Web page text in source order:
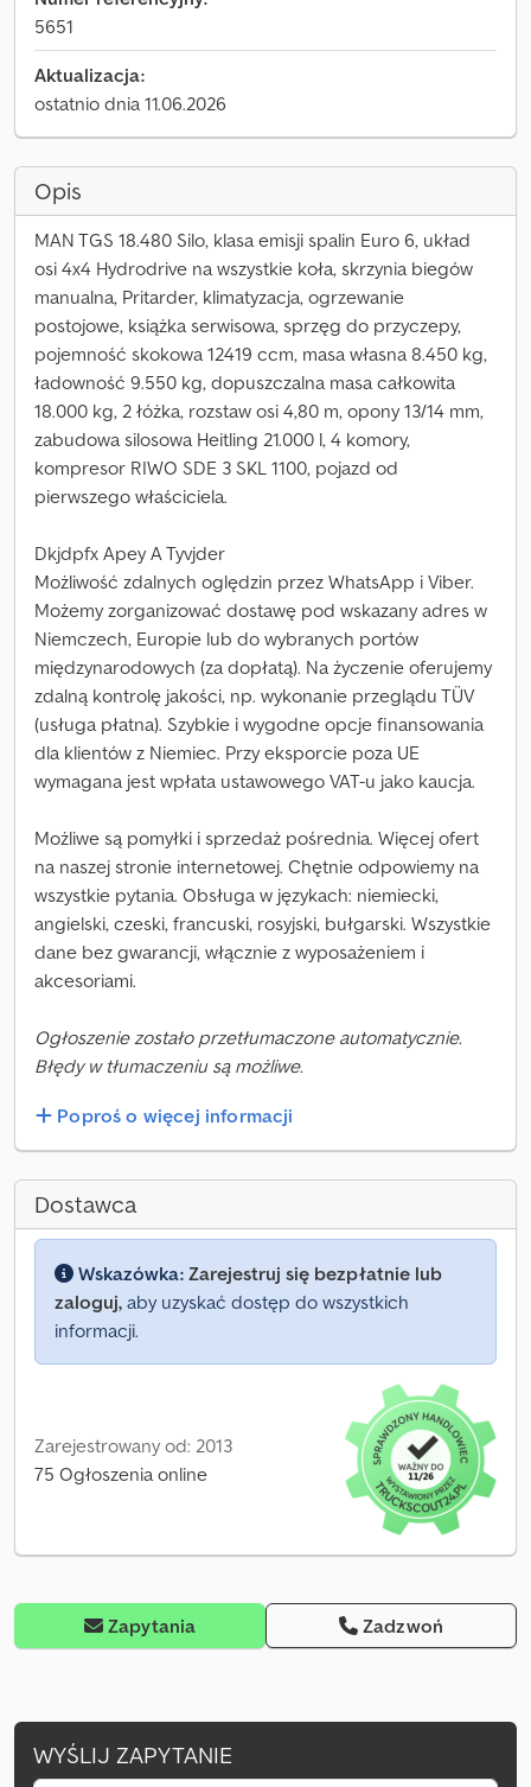
5651
Aktualizacja:
ostatnio dnia 11.06.2026
Opis
MAN TGS 18.480 Silo, klasa emisji spalin Euro 6, układ
osi 4x4 Hydrodrive na wszystkie koła, skrzynia biegów
manualna, Pritarder, klimatyzacja, ogrzewanie
postojowe, książka serwisowa, sprzęg do przyczepy,
pojemność skokowa 12419 ccm, masa własna 8.450 kg,
ładowność 9.550 kg, dopuszczalna masa całkowita
18.000 kg, 2 łóżka, rozstaw osi 4,80 m, opony 13/14 mm,
zabudowa silosowa Heitling 21.000 l, 4 komory,
kompresor RIWO SDE 3 SKL 1100, pojazd od
pierwszego właściciela.
Dkjdpfx Apey A Tyvjder
Możliwość zdalnych oględzin przez WhatsApp i Viber.
Możemy zorganizować dostawę pod wskazany adres w
Niemczech, Europie lub do wybranych portów
międzynarodowych (za dopłatą). Na życzenie oferujemy
zdalną kontrolę jakości, np. wykonanie przeglądu TÜV
(usługa płatna). Szybkie i wygodne opcje finansowania
dla klientów z Niemiec. Przy eksporcie poza UE
wymagana jest wpłata ustawowego VAT-u jako kaucja.
Możliwe są pomyłki i sprzedaż pośrednia. Więcej ofert
na naszej stronie internetowej. Chętnie odpowiemy na
wszystkie pytania. Obsługa w językach: niemiecki,
angielski, czeski, francuski, rosyjski, bułgarski. Wszystkie
dane bez gwarancji, włącznie z wyposażeniem i
akcesoriami.
Ogłoszenie zostało przetłumaczone automatycznie.
Błędy w tłumaczeniu są możliwe.
Poproś o więcej informacji
Dostawca
Wskazówka: Zarejestruj się bezpłatnie lub
zaloguj, aby uzyskać dostęp do wszystkich
informacji.
Zarejestrowany od: 2013
75 Ogłoszenia online
Zapytania Zadzwoń
WYŚLIJ ZAPYTANIE